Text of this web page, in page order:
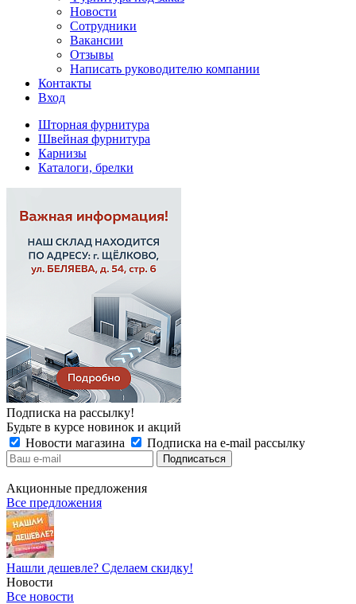
Новости
Сотрудники
Вакансии
Отзывы
Написать руководителю компании
Контакты
Вход
Шторная фурнитура
Швейная фурнитура
Карнизы
Каталоги, брелки
Подписка на рассылку!
Будьте в курсе новинок и акций
Новости магазина
Подписка на e-mail рассылку
Акционные предложения
Все предложения
Нашли дешевле? Сделаем скидку!
Новости
Все новости